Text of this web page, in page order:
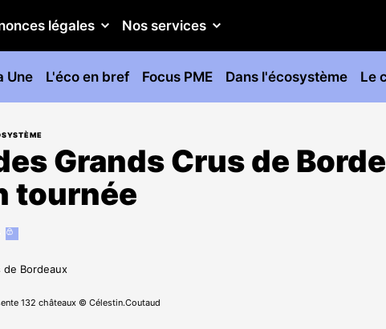
légales Nos services
Une L'éco en bref Focus PME Dans l'écosystème Le
Grands Crus de
tournée
Cet
réservé
132 châteaux © Célestin.Coutaud